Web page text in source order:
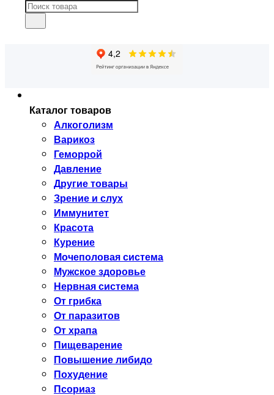
Каталог товаров
Алкоголизм
Варикоз
Геморрой
Давление
Другие товары
Зрение и слух
Иммунитет
Красота
Курение
Мочеполовая система
Мужское здоровье
Нервная система
От грибка
От паразитов
От храпа
Пищеварение
Повышение либидо
Похудение
Псориаз